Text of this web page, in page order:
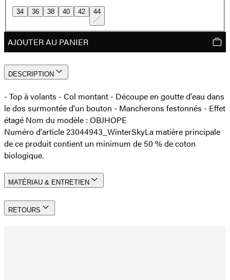
34 36 38 40 42 44
AJOUTER AU PANIER
DESCRIPTION
- Top à volants - Col montant - Découpe en goutte d'eau dans
le dos surmontée d'un bouton - Mancherons festonnés - Effet
étagé Nom du modèle : OBJHOPE
Numéro d'article 23044943_WinterSkyLa matière principale
de ce produit contient un minimum de 50 % de coton
biologique.
MATÉRIAU & ENTRETIEN
RETOURS